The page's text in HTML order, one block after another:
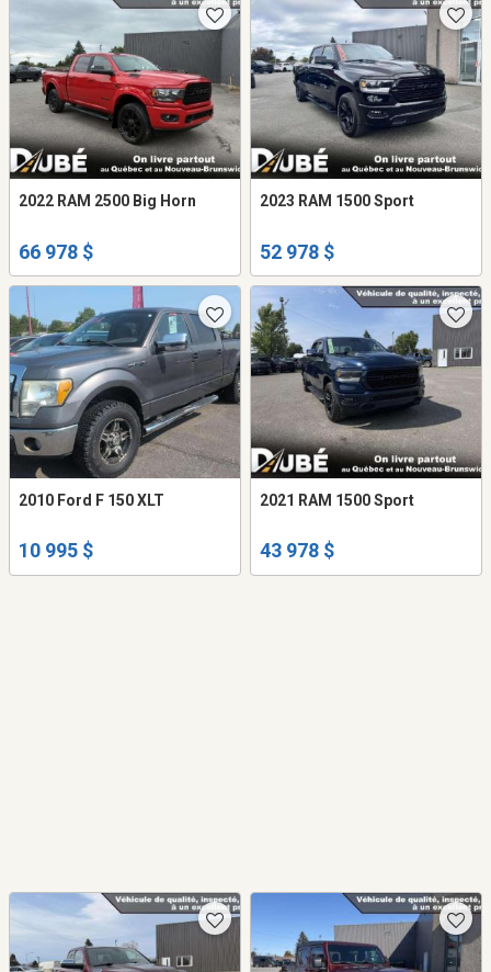
2022 RAM 2500 Big Horn
66 978 $
2023 RAM 1500 Sport
52 978 $
2010 Ford F 150 XLT
10 995 $
2021 RAM 1500 Sport
43 978 $